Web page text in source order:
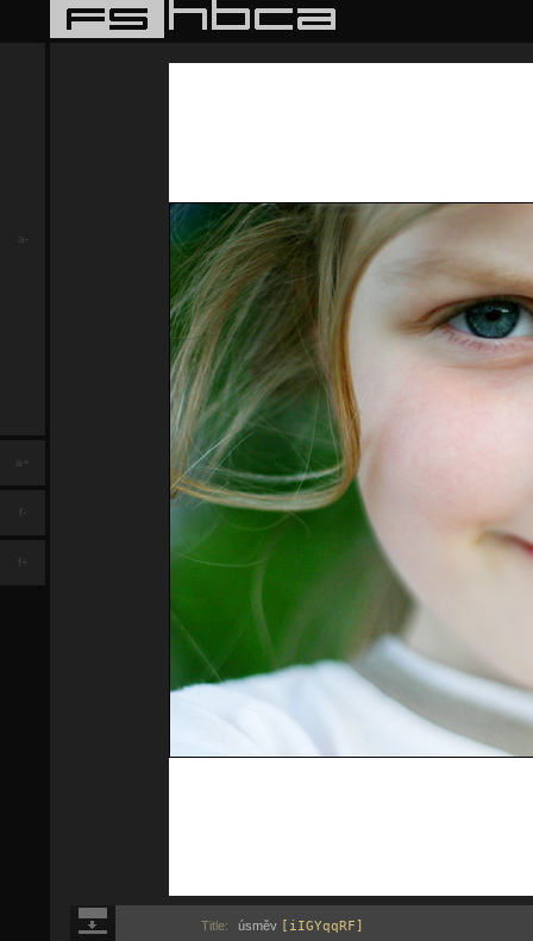
a-
a+
f-
f+
Title: úsměv [iIGYqqRF]